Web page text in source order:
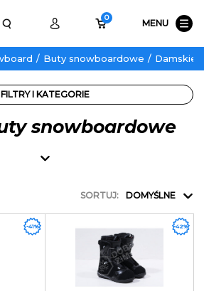
0
MENU
Buty snowboardowe Damskie
FILTRY I KATEGORIE
snowboardowe
SORTUJ: DOMYŚLNE
-41% -42%